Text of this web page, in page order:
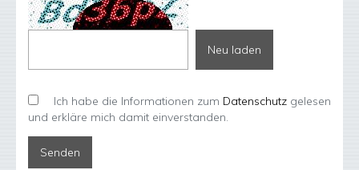
Neu laden
Ich habe die Informationen zum Datenschutz gelesen
und erkläre mich damit einverstanden.